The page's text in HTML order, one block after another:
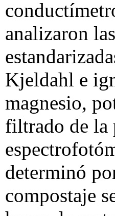
analizaron
Kjeldahl e
magnesio,
filtrado de la
determinó
compostaje